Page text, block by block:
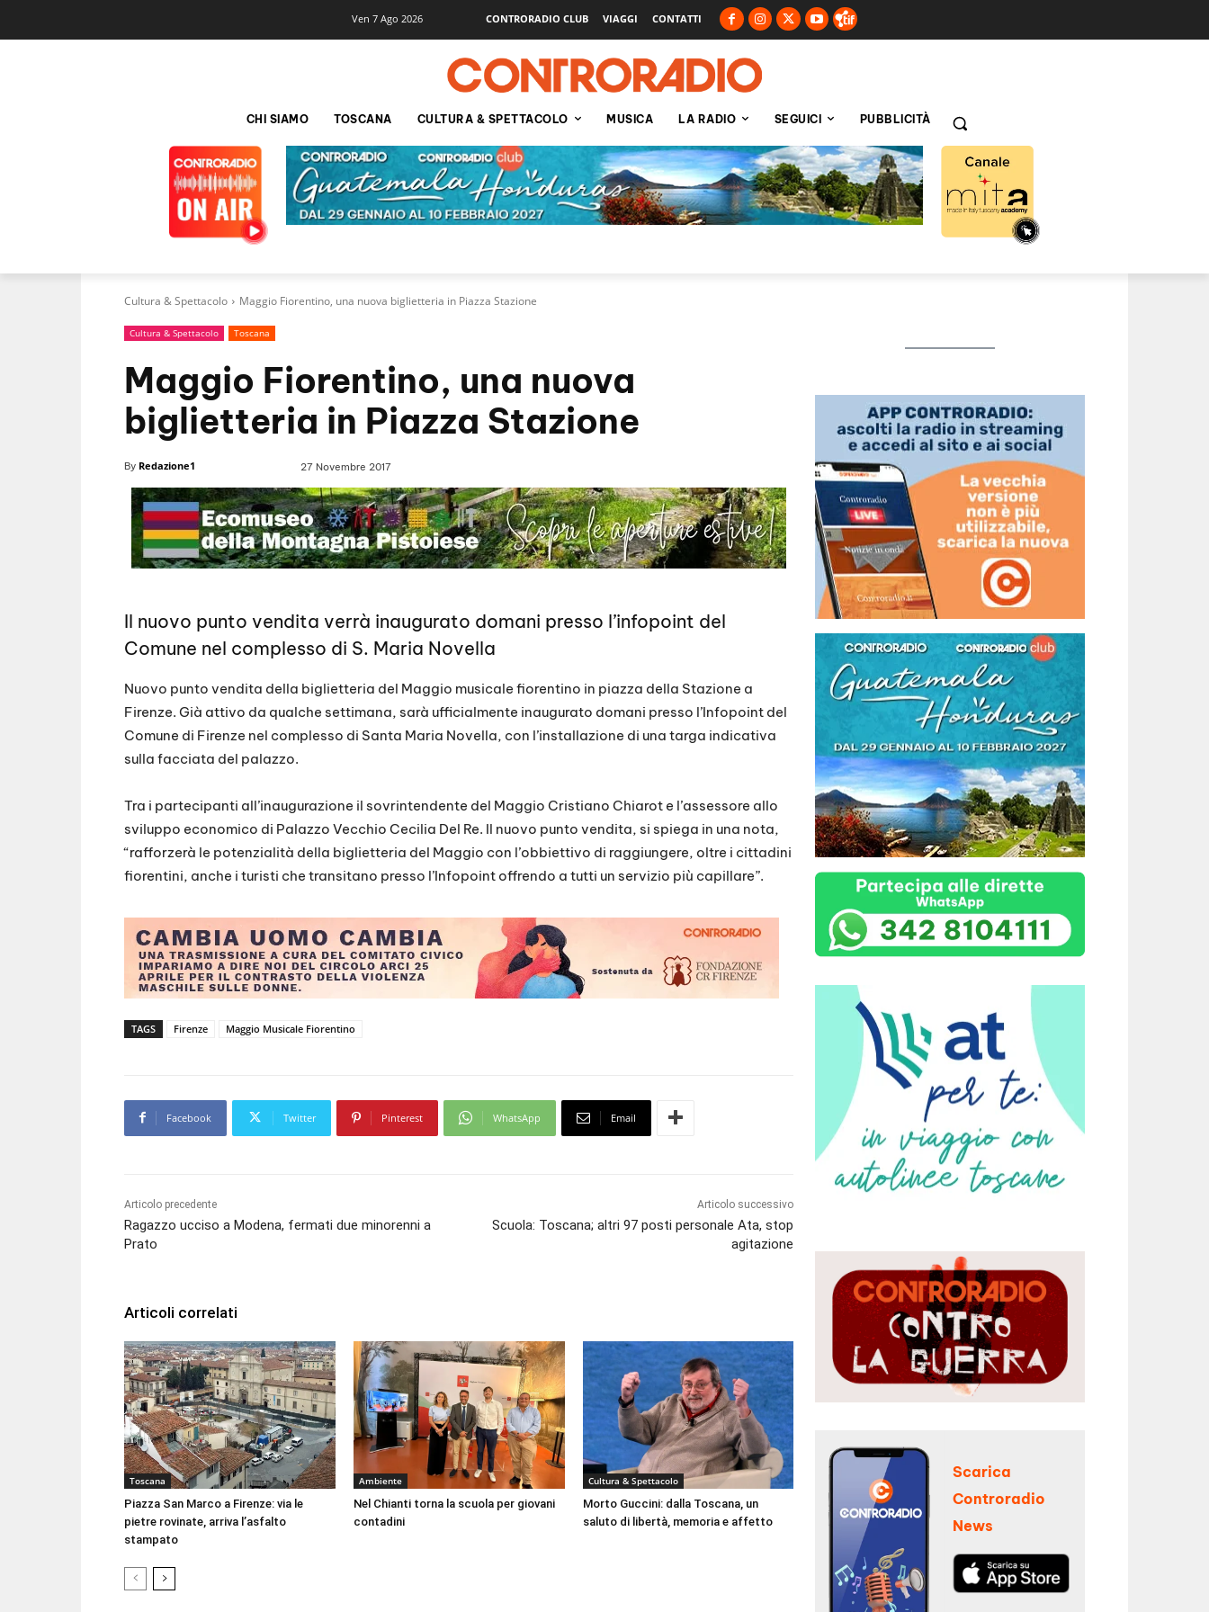
Ven 7 Ago 2026 CONTRORADIO CLUB VIAGGI CONTATTI
CHI SIAMO TOSCANA CULTURA & SPETTACOLO MUSICA LA RADIO SEGUICI PUBBLICITÀ
Cultura & Spettacolo Maggio Fiorentino, una nuova biglietteria in Piazza Stazione
Cultura & Spettacolo Toscana
Maggio Fiorentino, una nuova
biglietteria in Piazza Stazione
By Redazione1 27 Novembre 2017
Il nuovo punto vendita verrà inaugurato domani presso l’infopoint del
Comune nel complesso di S. Maria Novella
Nuovo punto vendita della biglietteria del Maggio musicale fiorentino in piazza della Stazione a
Firenze. Già attivo da qualche settimana, sarà ufficialmente inaugurato domani presso l’Infopoint del
Comune di Firenze nel complesso di Santa Maria Novella, con l’installazione di una targa indicativa
sulla facciata del palazzo.
Tra i partecipanti all’inaugurazione il sovrintendente del Maggio Cristiano Chiarot e l’assessore allo
sviluppo economico di Palazzo Vecchio Cecilia Del Re. Il nuovo punto vendita, si spiega in una nota,
“rafforzerà le potenzialità della biglietteria del Maggio con l’obbiettivo di raggiungere, oltre i cittadini
fiorentini, anche i turisti che transitano presso l’Infopoint offrendo a tutti un servizio più capillare”.
TAGS Firenze Maggio Musicale Fiorentino
Facebook Twitter Pinterest WhatsApp Email
Articolo precedente
Ragazzo ucciso a Modena, fermati due minorenni a
Prato
Articolo successivo
Scuola: Toscana; altri 97 posti personale Ata, stop
agitazione
Articoli correlati
Toscana
Piazza San Marco a Firenze: via le
pietre rovinate, arriva l’asfalto
stampato
Ambiente
Nel Chianti torna la scuola per giovani
contadini
Cultura & Spettacolo
Morto Guccini: dalla Toscana, un
saluto di libertà, memoria e affetto
Scarica
Controradio
News